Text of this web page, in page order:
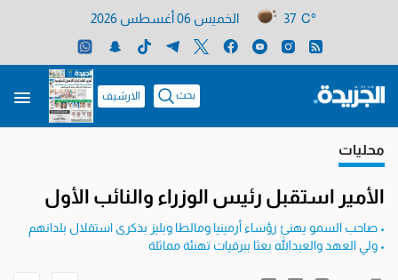
37 C° الخميس 06 أغسطس 2026
بحث الارشيف
محليات
الأمير استقبل رئيس الوزراء والنائب الأول
• صاحب السمو يهنئ رؤساء أرمينيا ومالطا وبليز بذكرى استقلال بلدانهم
• ولي العهد والعبدالله بعثا ببرقيات تهنئة مماثلة